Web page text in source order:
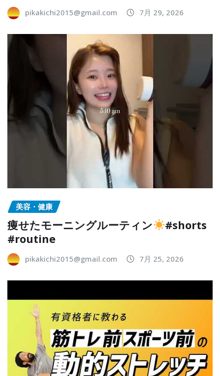
pikakichi2015@gmail.com 7月 29, 2026
美容・健康
痩せたモーニングルーティン
#shorts
#routine
pikakichi2015@gmail.com 7月 25, 2026